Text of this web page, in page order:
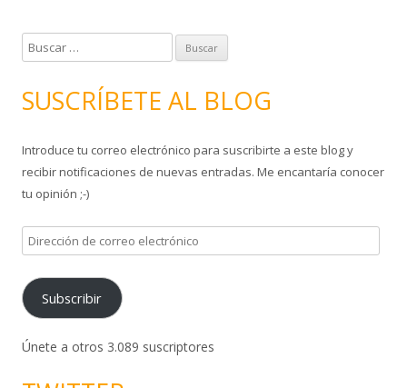
u
c
r
:
SUSCRÍBETE AL BLOG
Introduce tu correo electrónico para suscribirte a este blog y
recibir notificaciones de nuevas entradas. Me encantaría conocer
tu opinión ;-)
i
e
c
Subscribir
Únete a otros 3.089 suscriptores